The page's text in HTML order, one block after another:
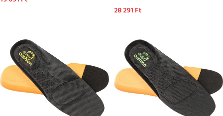
28 291 Ft